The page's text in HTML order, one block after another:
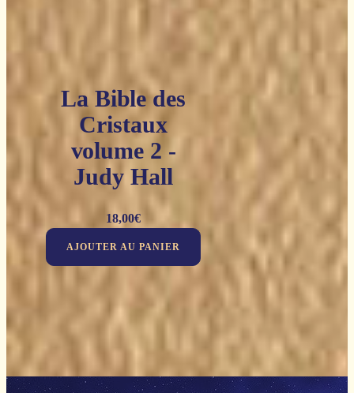
La Bible des
Cristaux
volume 2 -
Judy Hall
18,00€
AJOUTER AU PANIER